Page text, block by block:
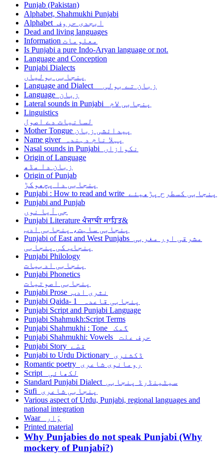
Punjab (Pakistan)
Alphabet, Shahmukhi Punjabi
Alphabet ابجدی حروف
Dead and living languages
Information معلومات
Is Punjabi a pure Indo-Aryan language or not.
Language and Conception
Punjabi Dialects
پنجابی بولیاں
Language and Dialect زبان تے بولی
Language زبان
Lateral sounds in Punjabi پنجابی لام
Linguistics
لسانیات دے اصول
Mother Tongue پیدائشی زبان
Name giver پہلا نام دہندہ
Nasal sounds in Punjabi نکوازاں
Origin of Language
زبان دا مڈھ
Origin of Punjab
پنجابی دا پچھوکڑ
Punjabi : How to read and write پنجابی کسطرح پڑھیئے
Punjabi and Punjab
جی آیا نوں
Punjabi Literature ਪੰਜਾਬੀ ਸਾਹਿਤ&
پنجابی ساہت، پنجابی ادب
Punjabi of East and West Punjabs مشرقی اور مغربی
پنجاب کی پنجابی
Punjabi Philology
پنجابی ادبیات
Punjabi Phonetics
پنجابی اصوتیات
Punjabi Prose نثری ادب
Punjabi Qaida- 1 پنجابی قاعدہ
Punjabi Script and Punjabi Language
Punjabi Shahmukh:Script Terms
Punjabi Shahmukhi : Tone گمک
Punjabi Shahmukhi: Vowels حرف علت
Punjabi Story قصّے
Punjabi to Urdu Dictionary ڈکشنری
Romantic poetry رومانوی شاعری
Script لکھائی
Standard Punjabi Dialect سیٹینڈرڈ پنجابی
Sufi پنجابی شاعری
Various aspect of Urdu, Punjabi, regional languages and
national integration
Waar وَار
Printed material
Why Punjabies do not speak Punjabi (Why
mockery of Punjabi?)